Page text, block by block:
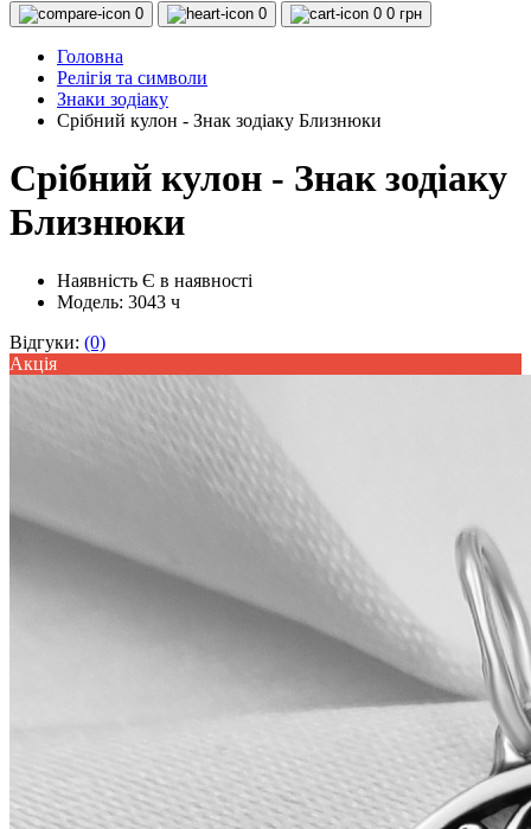
0 0 0 0 грн
Головна
Релігія та символи
Знаки зодіаку
Срібний кулон - Знак зодіаку Близнюки
Срібний кулон - Знак зодіаку
Близнюки
Наявність Є в наявності
Модель: 3043 ч
Відгуки: (0)
Акцiя